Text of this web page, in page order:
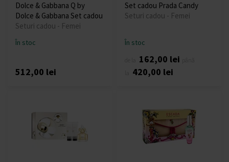
Dolce & Gabbana Q by
Dolce & Gabbana Set cadou
Seturi cadou - Femei
În stoc
512,00 lei
Set cadou Prada Candy
Seturi cadou - Femei
În stoc
162,00 lei
420,00 lei